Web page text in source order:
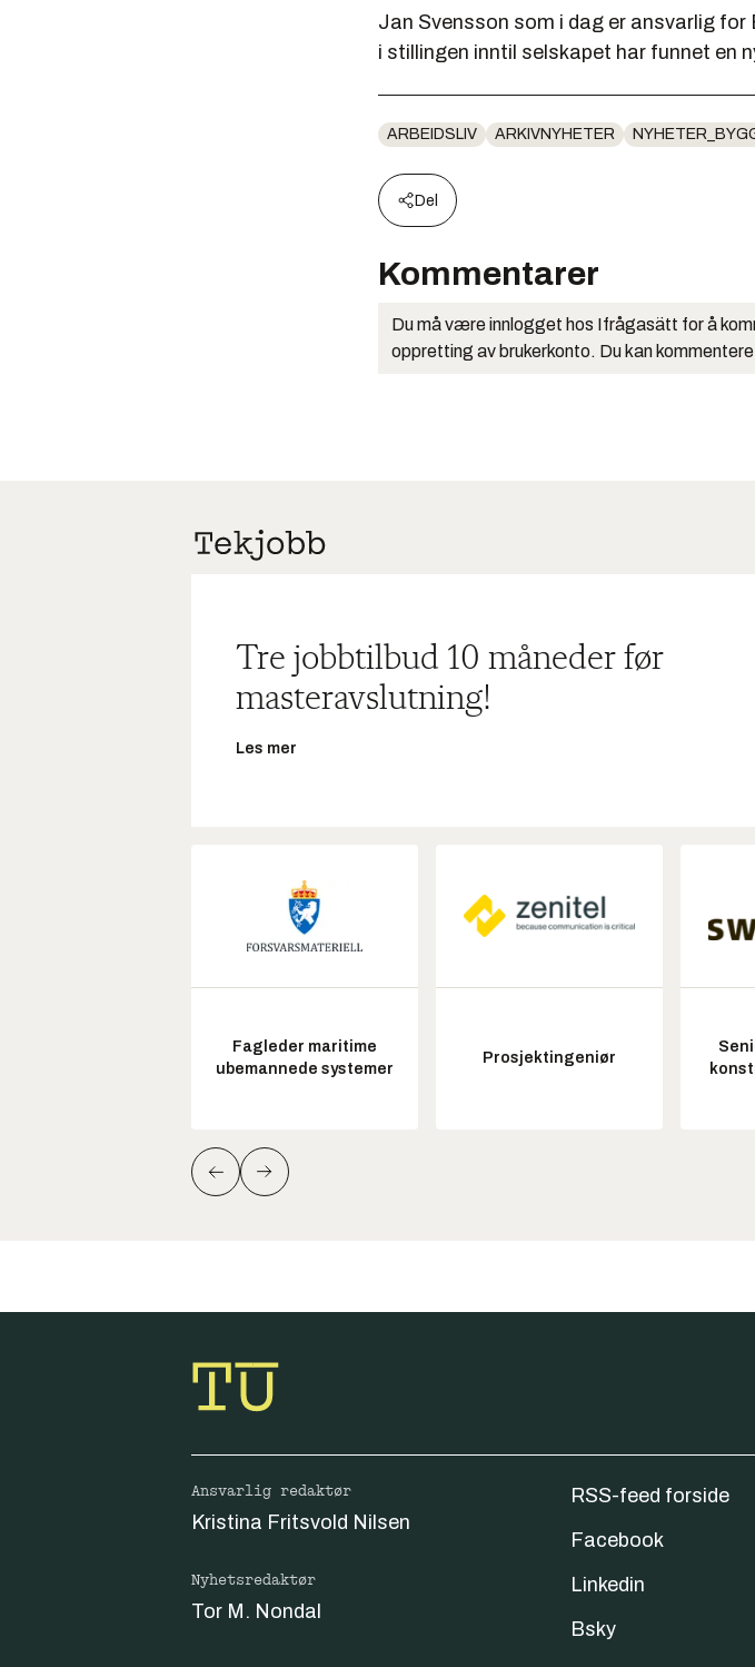
Jan Svensson som i dag er ansvarlig
i stillingen inntil selskapet har funnet en
ARBEIDSLIV ARKIVNYHETER
Del
Kommentarer
Du må være innlogget hos Ifrågasätt for å
oppretting av brukerkonto. Du kan
Tre jobbtilbud 10 måneder før
masteravslutning!
Les mer
Fagleder maritime
ubemannede systemer
Prosjektingeniør
Ansvarlig redaktør
Kristina Fritsvold Nilsen
Nyhetsredaktør
Tor M. Nondal
RSS-feed forside
Facebook
Linkedin
Bsky